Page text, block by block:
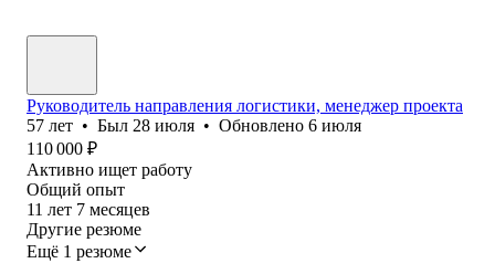
Руководитель направления логистики, менеджер проекта
57 лет • Был 28 июля • Обновлено 6 июля
110 000 ₽
Активно ищет работу
Общий опыт
11 лет 7 месяцев
Другие резюме
Ещё 1 резюме